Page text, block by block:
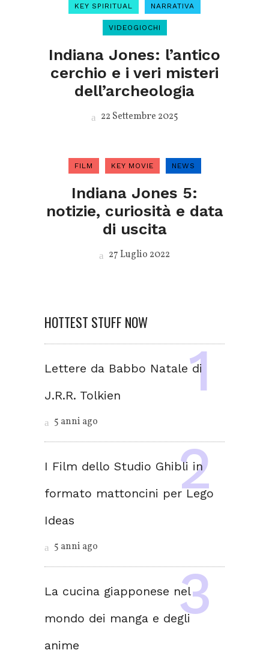
KEY SPIRITUAL NARRATIVA
VIDEOGIOCHI
Indiana Jones: l’antico
cerchio e i veri misteri
dell’archeologia
22 Settembre 2025
FILM KEY MOVIE NEWS
Indiana Jones 5:
notizie, curiosità e data
di uscita
27 Luglio 2022
HOTTEST STUFF NOW
Lettere da Babbo Natale di
J.R.R. Tolkien
5 anni ago
I Film dello Studio Ghibli in
formato mattoncini per Lego
Ideas
5 anni ago
La cucina giapponese nel
mondo dei manga e degli
anime